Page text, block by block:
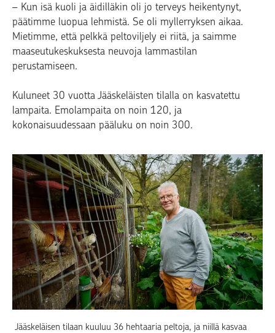
– Kun isä kuoli ja äidilläkin oli jo terveys heikentynyt,
päätimme luopua lehmistä. Se oli myllerryksen aikaa.
Mietimme, että pelkkä peltoviljely ei riitä, ja saimme
maaseutukeskuksesta neuvoja lammastilan
perustamiseen.
Kuluneet 30 vuotta Jääskeläisten tilalla on kasvatettu
lampaita. Emolampaita on noin 120, ja
kokonaisuudessaan pääluku on noin 300.
Jääskeläisen tilaan kuuluu 36 hehtaaria peltoja, ja niillä kasvaa